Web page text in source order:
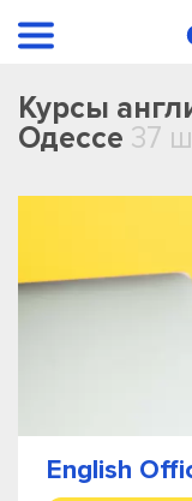
Курсы
Одессе 37
English